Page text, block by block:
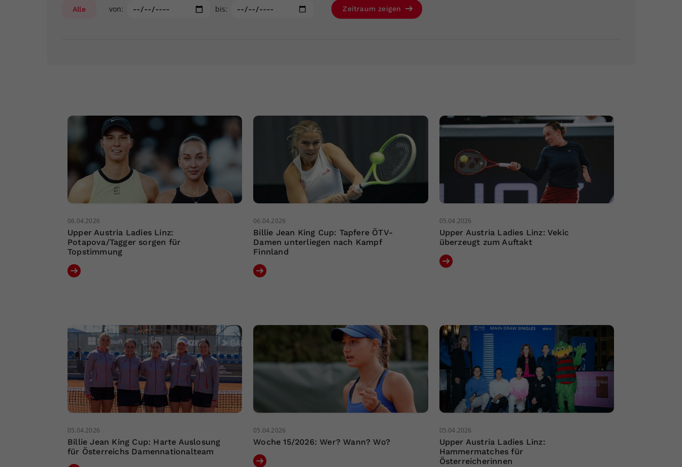
Alle von: bis: Zeitraum zeigen
06.04.2026
Upper Austria Ladies Linz:
Potapova/Tagger sorgen für
Topstimmung
06.04.2026
Billie Jean King Cup: Tapfere ÖTV-
Damen unterliegen nach Kampf
Finnland
05.04.2026
Upper Austria Ladies Linz: Vekic
überzeugt zum Auftakt
05.04.2026
Billie Jean King Cup: Harte Auslosung
für Österreichs Damennationalteam
05.04.2026
Woche 15/2026: Wer? Wann? Wo?
05.04.2026
Upper Austria Ladies Linz:
Hammermatches für
Österreicherinnen
Ihrer vorgenommen Einstellungen, falls der